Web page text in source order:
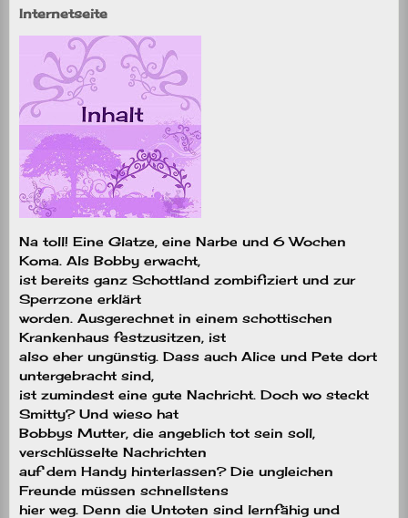
Internetseite
Na toll! Eine Glatze, eine Narbe und 6 Wochen
Koma. Als Bobby erwacht,
ist bereits ganz Schottland zombifiziert und zur
Sperrzone erklärt
worden. Ausgerechnet in einem schottischen
Krankenhaus festzusitzen, ist
also eher ungünstig. Dass auch Alice und Pete dort
untergebracht sind,
ist zumindest eine gute Nachricht. Doch wo steckt
Smitty? Und wieso hat
Bobbys Mutter, die angeblich tot sein soll,
verschlüsselte Nachrichten
auf dem Handy hinterlassen? Die ungleichen
Freunde müssen schnellstens
hier weg. Denn die Untoten sind lernfähig und